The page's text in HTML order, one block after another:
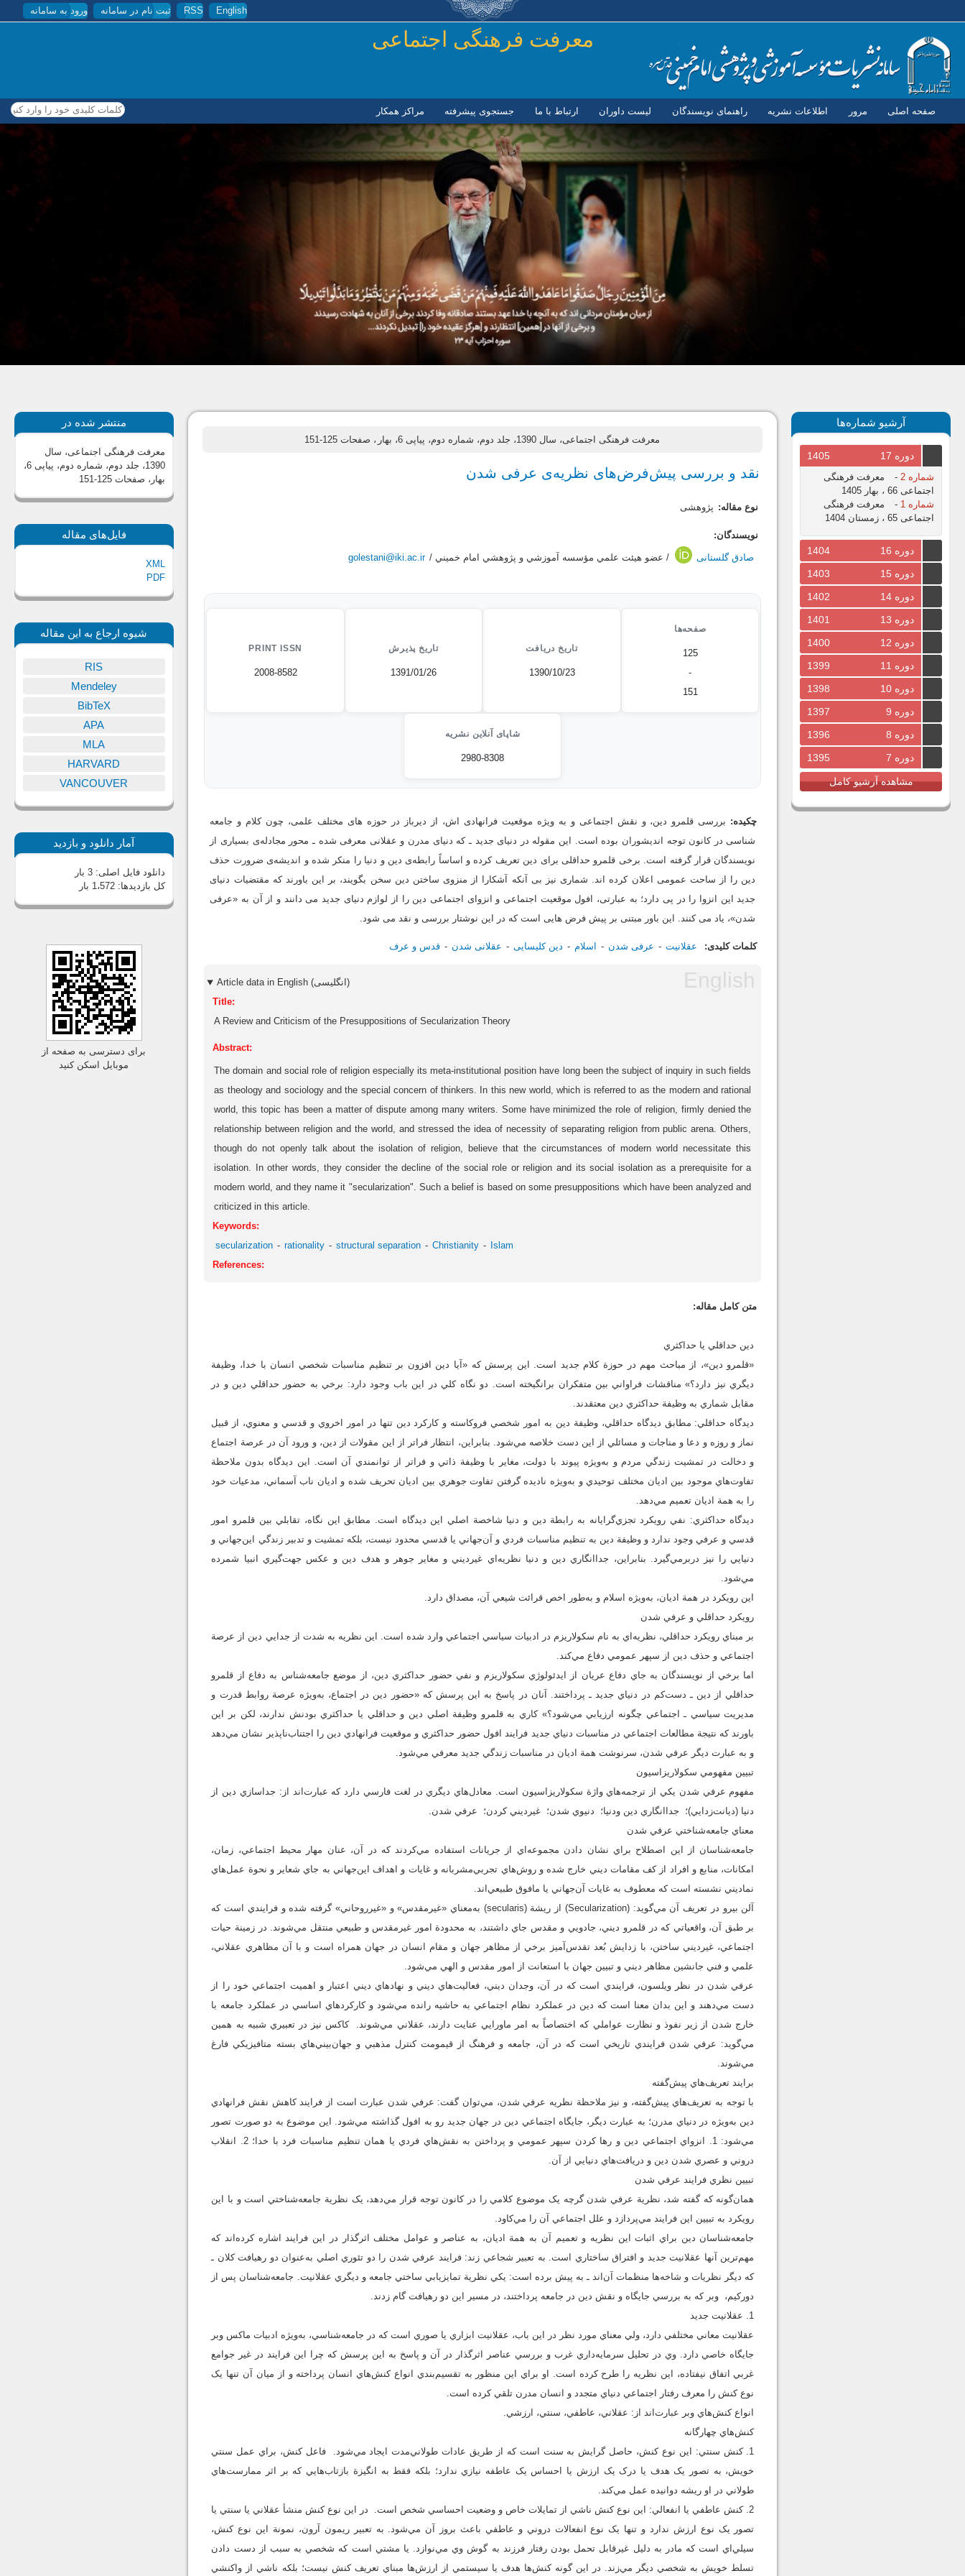
رفتن به محتوای اصلی English
RSS ثبت نام در سامانه ورود به سامانه
معرفت فرهنگی اجتماعی
صفحه اصلی مرور اطلاعات نشریه راهنمای نویسندگان لیست داوران ارتباط با ما جستجوی پیشرفته مراكز همكار کلمات کلیدی خود را وارد کنید
آرشیو شماره‌ها
دوره 17 1405
شماره 2 -
معرفت فرهنگی
اجتماعی 66 ، بهار 1405
شماره 1
-
معرفت فرهنگی
اجتماعی 65 ، زمستان 1404
دوره 16
1404
دوره 15
1403
دوره 14
1402
دوره 13
1401
دوره 12
1400
دوره 11
1399
دوره 10
1398
دوره 9
1397
دوره 8
1396
دوره 7
1395
مشاهده آرشیو کامل
معرفت فرهنگی اجتماعی، سال 1390، جلد دوم، شماره دوم، پیاپی 6، بهار ، صفحات 125-151
نقد و بررسی پیش‌فرض‌های نظریه‌ی عرفی شدن
نوع مقاله: پژوهشی
نویسندگان:
صادق گلستانی / عضو هيئت علمي مؤسسه آموزشي و پژوهشي امام خميني / golestani@iki.ac.ir
صفحه‌ها
125
-
151
تاریخ دریافت
1390/10/23
تاریخ پذیرش
1391/01/26
PRINT ISSN
2008-8582
شاپای آنلاین نشریه
2980-8308
چکیده: بررسی قلمرو دین، و نقش اجتماعی و به ویژه موقعیت فرانهادی اش، از دیرباز در حوزه های مختلف علمی، چون کلام و جامعه
شناسی در کانون توجه اندیشوران بوده است. این مقوله در دنیای جدید ـ که دنیای مدرن و عقلانی معرفی شده ـ محور مجادله‌ی بسیاری از
نویسندگان قرار گرفته است. برخی قلمرو حداقلی برای دین تعریف کرده و اساساً رابطه‌ی دین و دنیا را منکر شده و اندیشه‌ی ضرورت حذف
دین را از ساحت عمومی اعلان کرده اند. شماری نیز بی آنکه آشکارا از منزوی ساختن دین سخن بگویند، بر این باورند که مقتضیات دنیای
جدید این انزوا را در پی دارد؛ به عبارتی، افول موقعیت اجتماعی و انزوای اجتماعی دین را از لوازم دنیای جدید می دانند و از آن به «عرفی
شدن»، یاد می کنند. این باور مبتنی بر پیش فرض هایی است که در این نوشتار بررسی و نقد می شود.
کلمات کلیدی: عقلانیت عرفی شدن اسلام دین کلیسایی عقلانی شدن قدس و عرف
Article data in English (انگلیسی)
Title:
A Review and Criticism of the Presuppositions of Secularization Theory
Abstract:
The domain and social role of religion especially its meta-institutional position have long been the subject of inquiry in such fields
as theology and sociology and the special concern of thinkers. In this new world, which is referred to as the modern and rational
world, this topic has been a matter of dispute among many writers. Some have minimized the role of religion, firmly denied the
relationship between religion and the world, and stressed the idea of necessity of separating religion from public arena. Others,
though do not openly talk about the isolation of religion, believe that the circumstances of modern world necessitate this
isolation. In other words, they consider the decline of the social role or religion and its social isolation as a prerequisite for a
modern world, and they name it "secularization". Such a belief is based on some presuppositions which have been analyzed and
criticized in this article.
Keywords:
secularization
rationality structural separation Christianity
Islam
References:
متن کامل مقاله:
دين حداقلي يا حداکثري
«قلمرو دين»، از مباحث مهم در حوزة کلام جديد است. اين پرسش که «آيا دين افزون بر تنظيم مناسبات شخصي انسان با خدا، وظيفة
ديگري نيز دارد؟» مناقشات فراواني بين متفکران برانگيخته است. دو نگاه کلي در اين باب وجود دارد: برخي به حضور حداقلي دين و در
مقابل شماري به وظيفة حداکثري دين معتقدند.
ديدگاه حداقلي: مطابق ديدگاه حداقلي، وظيفة دين به امور شخصي فروکاسته و کارکرد دين تنها در امور اخروي و قدسي و معنوي، از قبيل
نماز و روزه و دعا و مناجات و مسائلي از اين دست خلاصه مي‌شود. بنابراين، انتظار فراتر از اين مقولات از دين، و ورود آن در عرصة اجتماع
و دخالت در تمشيت زندگي مردم و به‌ويژه پيوند با دولت، مغاير با وظيفة ذاتي و فراتر از توانمندي آن است. اين ديدگاه بدون ملاحظة
تفاوت‌هاي موجود بين اديان مختلف توحيدي و به‌ويژه ناديده گرفتن تفاوت جوهري بين اديان تحريف شده و اديان ناب آسماني، مدعيات خود
را به همة اديان تعميم مي‌دهد.
ديدگاه حداکثري: نفي رويکرد تجزي‌گرايانه به رابطة دين و دنيا شاخصة اصلي اين ديدگاه است. مطابق اين نگاه، تقابلي بين قلمرو امور
قدسي و عرفي وجود ندارد و وظيفة دين به تنظيم مناسبات فردي و آن‌جهاني يا قدسي محدود نيست، بلکه تمشيت و تدبير زندگي اين‌جهاني و
دنيايي را نيز دربر‌مي‌گيرد. بنابراين، جداانگاري دين و دنيا نظريه‌اي غيرديني و مغاير جوهر و هدف دين و عکس جهت‌گيري انبيا شمرده
مي‌شود.
اين رويکرد در همة اديان، به‌ويژه اسلام و به‌طور اخص قرائت شيعي آن، مصداق دارد.
رويکرد حداقلي و عرفي شدن
بر مبناي رويکرد حداقلي، نظريه‌اي به نام سکولاريزم در ادبيات سياسي اجتماعي وارد شده است. اين نظريه به شدت از جدايي دين از عرصة
اجتماعي و حذف دين از سپهر عمومي دفاع مي‌کند.
اما برخي از نويسندگان به جاي دفاع عريان از ايدئولوژي سکولاريزم و نفي حضور حداکثري دين، از موضع جامعه‌شناس به دفاع از قلمرو
حداقلي از دين ـ دست‌کم در دنياي جديد ـ پرداختند. آنان در پاسخ به اين پرسش که «حضور دين در اجتماع، به‌ويژه عرصة روابط قدرت و
مديريت سياسي ـ اجتماعي چگونه ارزيابي مي‌شود؟» کاري به قلمرو وظيفة اصلي دين و حداقلي يا حداکثري بودنش ندارند، لکن بر اين
باورند که نتيجة مطالعات اجتماعي در مناسبات دنياي جديد فرايند افول حضور حداکثري و موقعيت فرانهادي دين را اجتناب‌ناپذير نشان مي‌دهد
و به عبارت ديگر عرفي شدن، سرنوشت همة اديان در مناسبات زندگي جديد معرفي مي‌شود.
تبيين مفهومي سكولاريزاسيون
مفهوم عرفي شدن يکي از ترجمه‌هاي واژة سکولاريزاسيون است. معادل‌هاي ديگري در لغت فارسي دارد که عبارت‌اند از: جداسازي دين از
دنيا (ديانت‌زدايي)؛ جداانگاري دين ودنيا؛ دنيوي شدن؛ غيرديني كردن؛ عرفي شدن.
معناي جامعه‌شناختي عرفي شدن
جامعه‌شناسان از اين اصطلاح براي نشان دادن مجموعه‌اي از جريانات استفاده مي‌کردند كه در آن، عنان مهار محيط اجتماعي، زمان،
امكانات، منابع و افراد از كف مقامات ديني خارج شده و روش‌هاي تجربي‌مشربانه و غايات و اهداف اين‌جهاني به جاي شعاير و نحوة عمل‌هاي
نماديني نشسته است كه معطوف به غايات آن‌جهاني يا مافوق طبيعي‌اند.
آلن بيرو در تعريف آن مي‌گويد: (Secularization) از ريشة (secularis) به‌معناي «غيرمقدس» و «غيرروحاني» گرفته شده و فرايندي است كه
بر طبق آن، واقعياتي كه در قلمرو ديني، جادويي و مقدس جاي داشتند، به محدودة امور غيرمقدس و طبيعي منتقل مي‌شوند. در زمينة حيات
اجتماعي، غيرديني ساختن، با زدايش بُعد تقدس‌آميز برخي از مظاهر جهان و مقام انسان در جهان همراه است و با آن مظاهري عقلاني،
علمي و فني جانشين مظاهر ديني و تبيين جهان با استعانت از امور مقدس و الهي مي‌شود.
عرفي شدن در نظر ويلسون، فرايندي است که در آن، وجدان ديني، فعاليت‌هاي ديني و نهادهاي ديني اعتبار و اهميت اجتماعي خود را از
دست مي‌دهند و اين بدان معنا است که دين در عملکرد نظام اجتماعي به حاشيه رانده مي‌شود و کارکردهاي اساسي در عملکرد جامعه با
خارج شدن از زير نفوذ و نظارت عواملي که اختصاصاً به امر ماورايي عنايت دارند، عقلاني مي‌شوند. کاکس نيز در تعبيري شبيه به همين
مي‌گويد: عرفي شدن فرايندي تاريخي است که در آن، جامعه و فرهنگ از قيمومت کنترل مذهبي و جهان‌بيني‌هاي بسته متافيزيکي فارغ
مي‌شوند.
برايند تعريف‌هاي پيش‌گفته
با توجه به تعريف‌هاي پيش‌گفته، و نيز ملاحظة نظريه عرفي شدن، مي‌‌توان گفت: عرفي شدن عبارت است از فرايند کاهش نقش فرانهادي
دين به‌ويژه در دنياي مدرن؛ به عبارت ديگر، جايگاه اجتماعي دين در جهان جديد رو به افول گذاشته مي‌شود. اين موضوع به دو صورت تصور
مي‌شود: 1. انزواي اجتماعي دين و رها کردن سپهر عمومي و پرداختن به نقش‌هاي فردي يا همان تنظيم مناسبات فرد با خدا؛ 2. انقلاب
دروني و عصري شدن دين و دريافت‌هاي دنيايي از آن.
تبيين نظري فرايند عرفي شدن
همان‌گونه که گفته شد، نظرية عرفي شدن گرچه يک موضوع کلامي را در كانون توجه قرار مي‌دهد، يک نظرية جامعه‌شناختي است و با اين
رويکرد به تبيين اين فرايند مي‌پردازد و علل اجتماعي آن را مي‌كاود.
جامعه‌شناسان دين براي اثبات اين نظريه و تعميم آن به همة اديان، به عناصر و عوامل مختلف اثرگذار در اين فرايند اشاره كرده‌اند که
مهم‌ترين آنها عقلانيت جديد و افتراق ساختاري است. به تعبير شجاعي زند: فرايند عرفي شدن را دو تئوري اصلي به‌عنوان دو رهيافت کلان ـ
که ديگر نظريات و شاخه‌ها منظمات آن‌اند ـ به پيش برده است: يکي نظرية تمايزيابي ساختي جامعه و ديگري عقلانيت. جامعه‌شناسان پس از
دورکيم، وبر که به بررسي جايگاه و نقش دين در جامعه پرداختند، در مسير اين دو رهيافت گام زدند.
1. عقلانيت جديد
عقلانيت معاني مختلفي دارد، ولي معناي مورد نظر در اين باب، عقلانيت ابزاري يا صوري است که در جامعه‌شناسي، به‌ويژه ادبيات ماکس وبر
جايگاه خاصي دارد. وي در تحليل سرمايه‌داري غرب و بررسي عناصر اثرگذار در آن و پاسخ به اين پرسش که چرا اين فرايند در غير جوامع
غربي اتفاق نيفتاده، اين نظريه را طرح كرده است. او براي اين منظور به تقسيم‌بندي انواع کنش‌هاي انسان پرداخته و از ميان آن تنها يک
نوع کنش را معرف رفتار اجتماعي دنياي متجدد و انسان مدرن تلقي کرده است.
انواع کنش‌هاي وبر عبارت‌اند از: عقلاني، عاطفي، سنتي، ارزشي.
کنش‌هاي چهارگانه
1. کنش سنتي: اين نوع کنش، حاصل گرايش به سنت است که از طريق عادات طولاني‌مدت ايجاد مي‌شود. فاعل کنش، براي عمل سنتي
خويش، به تصور يک هدف يا درک يک ارزش يا احساس يک عاطفه نيازي ندارد؛ بلکه فقط به انگيزة بازتاب‌هايي که بر اثر ممارست‌هاي
طولاني در او ريشه دوانيده عمل مي‌کند.
2. کنش عاطفي يا انفعالي: اين نوع کنش ناشي از تمايلات خاص و وضعيت احساسي شخص است. در اين نوع کنش منشأ عقلاني يا سنتي يا
تصور يک نوع ارزش ندارد و تنها يک نوع انفعالات دروني و عاطفي باعث بروز آن مي‌شود. به تعبير ريمون آرون، نمونة اين نوع کنش،
سيلي‌اي است که مادر به دليل غيرقابل تحمل بودن رفتار فرزند به گوش وي مي‌نوازد. يا مشتي است که شخصي به سبب از دست دادن
تسلط خويش به شخصي ديگر مي‌زند. در اين گونه کنش‌ها هدف يا سيستمي از ارزش‌ها مبناي تعريف کنش نيست؛ بلکه ناشي از واکنشي
منتشر شده در
معرفت فرهنگی اجتماعی، سال
1390، جلد دوم، شماره دوم، پیاپی 6،
بهار ، صفحات 125-151
فایل‌های مقاله
XML
PDF
شیوه ارجاع به این مقاله
RIS
Mendeley
BibTeX
APA
MLA
HARVARD
VANCOUVER
آمار دانلود و بازدید
دانلود فایل اصلی:3 بار
کل بازدیدها:1،572 بار
برای دسترسی به صفحه از
موبایل اسکن کنید